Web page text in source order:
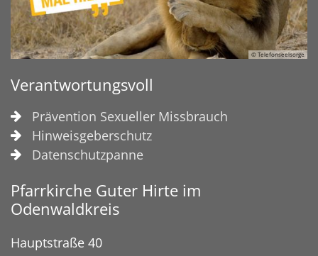
© Telefonseelsorge
Verantwortungsvoll
Prävention Sexueller Missbrauch
Hinweisgeberschutz
Datenschutzpanne
Pfarrkirche Guter Hirte im
Odenwaldkreis
Hauptstraße 40